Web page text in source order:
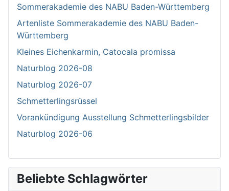
Sommerakademie des NABU Baden-Württemberg
Artenliste Sommerakademie des NABU Baden-
Württemberg
Kleines Eichenkarmin, Catocala promissa
Naturblog 2026-08
Naturblog 2026-07
Schmetterlingsrüssel
Vorankündigung Ausstellung Schmetterlingsbilder
Naturblog 2026-06
Beliebte Schlagwörter